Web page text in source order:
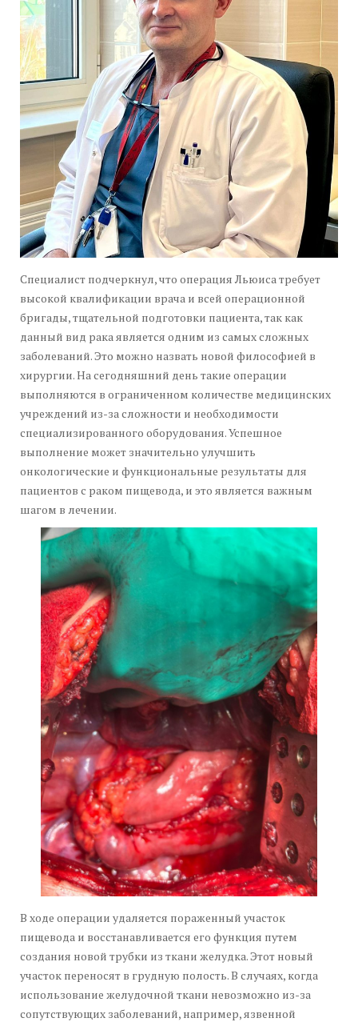
Специалист подчеркнул, что операция Льюиса требует
высокой квалификации врача и всей операционной
бригады, тщательной подготовки пациента, так как
данный вид рака является одним из самых сложных
заболеваний. Это можно назвать новой философией в
хирургии. На сегодняшний день такие операции
выполняются в ограниченном количестве медицинских
учреждений из-за сложности и необходимости
специализированного оборудования. Успешное
выполнение может значительно улучшить
онкологические и функциональные результаты для
пациентов с раком пищевода, и это является важным
шагом в лечении.
В ходе операции удаляется пораженный участок
пищевода и восстанавливается его функция путем
создания новой трубки из ткани желудка. Этот новый
участок переносят в грудную полость. В случаях, когда
использование желудочной ткани невозможно из-за
сопутствующих заболеваний, например, язвенной